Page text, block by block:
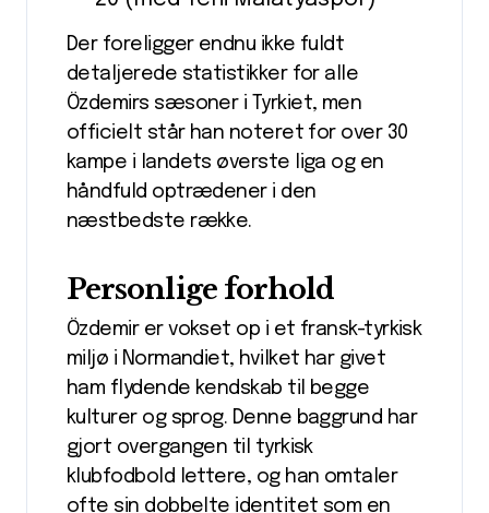
Der foreligger endnu ikke fuldt
detaljerede statistikker for alle
Özdemirs sæsoner i Tyrkiet, men
officielt står han noteret for over 30
kampe i landets øverste liga og en
håndfuld optrædener i den
næstbedste række.
Personlige forhold
Özdemir er vokset op i et fransk-tyrkisk
miljø i Normandiet, hvilket har givet
ham flydende kendskab til begge
kulturer og sprog. Denne baggrund har
gjort overgangen til tyrkisk
klubfodbold lettere, og han omtaler
ofte sin dobbelte identitet som en